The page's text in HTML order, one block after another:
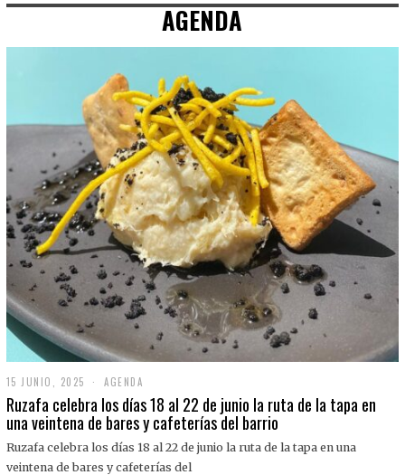
AGENDA
15 JUNIO, 2025
J
U
I
O
AGENDA
Ruzafa celebra los días 18 al 22 de junio la ruta de la tapa en
una veintena de bares y cafeterías del barrio
Ruzafa celebra los días 18 al 22 de junio la ruta de la tapa en una
veintena de bares y cafeterías del